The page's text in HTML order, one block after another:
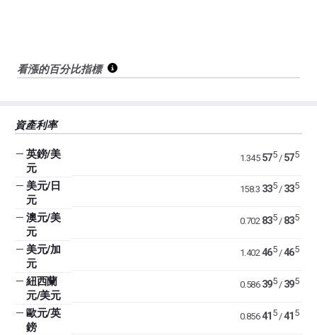
看漲的百分比指標
資產利率
— 英鎊/美
元
1.345 575/ 575
— 美元/日
元
158.3 335/ 335
— 澳元/美
元
0.702 835/ 835
— 美元/加
元
1.402 465/465
— 紐西蘭
元/美元
0.586 395/ 395
— 歐元/英
鎊
0.856 41 5/41 5